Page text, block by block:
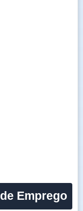
Emprego